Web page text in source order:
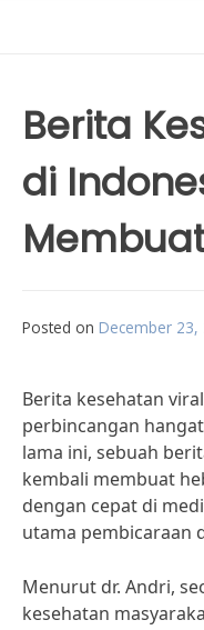
Berita
di
Posted on December 23,
Berita kesehatan
perbincangan
lama ini, sebuah
kembali membuat
dengan cepat di
utama pembicaraan
Menurut dr. Andri,
kesehatan